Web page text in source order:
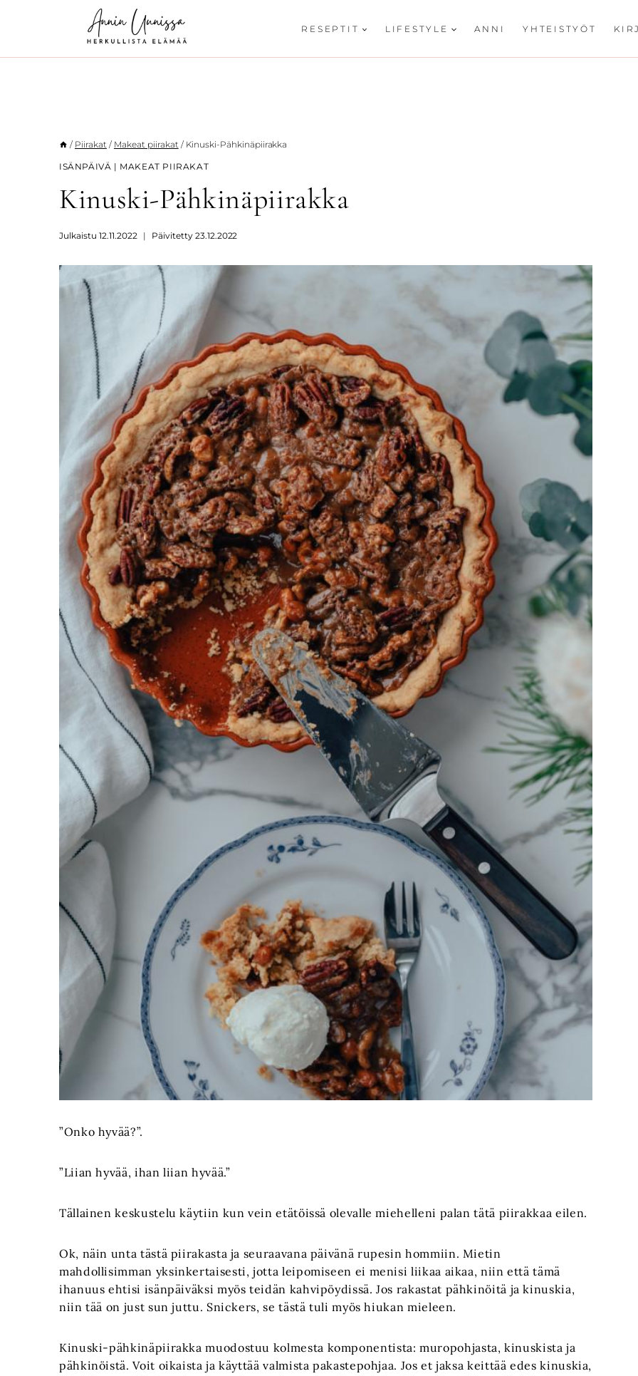
RESEPTIT LIFESTYLE ANNI YHTEISTYÖT
/ Piirakat / Makeat piirakat / Kinuski-Pähkinäpiirakka
ISÄNPÄIVÄ | MAKEAT PIIRAKAT
Kinuski-Pähkinäpiirakka
Julkaistu 12.11.2022 Päivitetty 23.12.2022
”Onko hyvää?”.
”Liian hyvää, ihan liian hyvää.”
Tällainen keskustelu käytiin kun vein etätöissä olevalle miehelleni palan tätä piirakkaa eilen.
Ok, näin unta tästä piirakasta ja seuraavana päivänä rupesin hommiin. Mietin
mahdollisimman yksinkertaisesti, jotta leipomiseen ei menisi liikaa aikaa, niin että tämä
ihanuus ehtisi isänpäiväksi myös teidän kahvipöydissä. Jos rakastat pähkinöitä ja kinuskia,
niin tää on just sun juttu. Snickers, se tästä tuli myös hiukan mieleen.
Kinuski-pähkinäpiirakka muodostuu kolmesta komponentista: muropohjasta, kinuskista ja
pähkinöistä. Voit oikaista ja käyttää valmista pakastepohjaa. Jos et jaksa keittää edes kinuskia,